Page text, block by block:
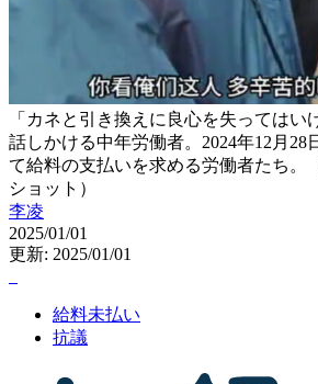
「カネと引き換えに良心を失ってはい
話しかける中年労働者。2024年12月28
て給料の支払いを求める労働者たち。
ショット）
李凌
2025/01/01
更新: 2025/01/01
給料未払い
抗議